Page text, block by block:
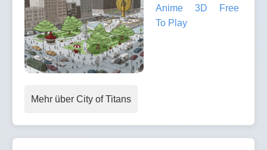
Anime 3D
Free
To Play
Mehr über City of Titans